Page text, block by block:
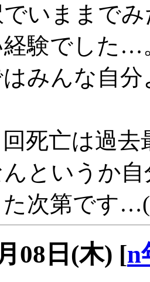
でいままで
経験でした…
はみんな自
死亡は過去
というか
た次第です
08日(木) [n